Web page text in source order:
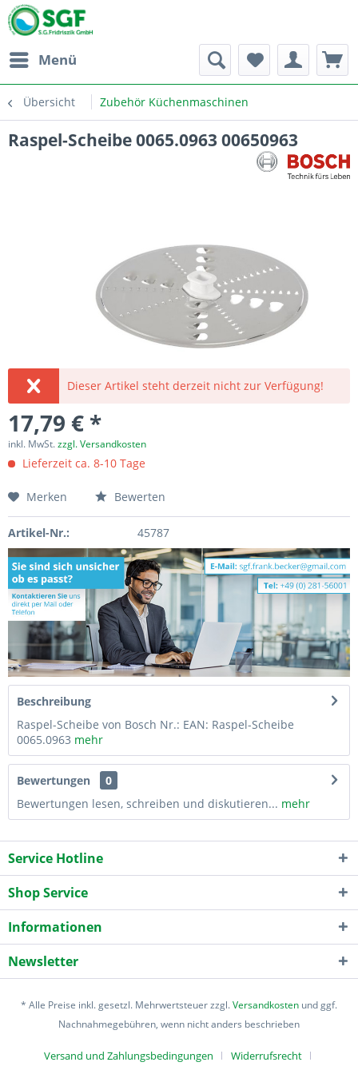
Menü
Übersicht Zubehör Küchenmaschinen
Raspel-Scheibe 0065.0963 00650963
Dieser Artikel steht derzeit nicht zur Verfügung!
17,79 € *
inkl. MwSt.zzgl. Versandkosten
Lieferzeit ca. 8-10 Tage
Merken Bewerten
Artikel-Nr.: 45787
Beschreibung
Raspel-Scheibe von Bosch Nr.: EAN: Raspel-Scheibe
0065.0963 mehr
Bewertungen
0
Bewertungen lesen, schreiben und diskutieren... mehr
Service Hotline
Shop Service
Informationen
Newsletter
* Alle Preise inkl. gesetzl. Mehrwertsteuer zzgl.Versandkosten und ggf.
Nachnahmegebühren, wenn nicht anders beschrieben
Versand und Zahlungsbedingungen Widerrufsrecht